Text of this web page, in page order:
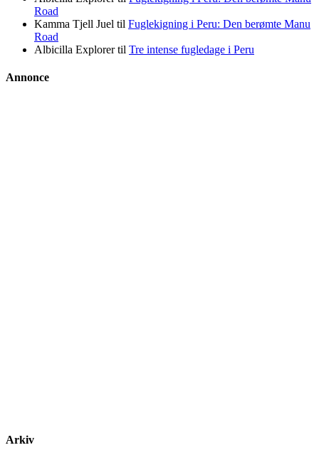
Road
Kamma Tjell Juel til Fuglekigning i Peru: Den berømte Manu
Road
Albicilla Explorertil Tre intense fugledage i Peru
Annonce
Arkiv